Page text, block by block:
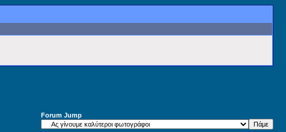
Forum Jump